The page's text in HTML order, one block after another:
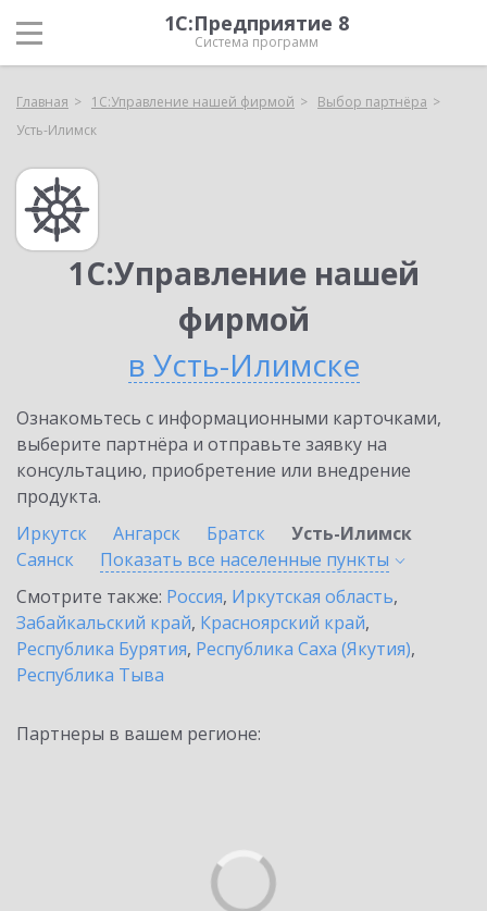
1С:Предприятие 8
Система программ
Главная 1С:Управление нашей фирмой
Выбор партнёра
Усть-Илимск
1С:Управление нашей
фирмой
в Усть-Илимске
Ознакомьтесь с информационными карточками,
выберите партнёра и отправьте заявку на
консультацию, приобретение или внедрение
продукта.
Иркутск
Ангарск Братск
Усть-Илимск
Саянск
Показать все населенные пункты
Смотрите также: Россия, Иркутская область,
Забайкальский край, Красноярский край,
Республика Бурятия, Республика Саха (Якутия),
Республика Тыва
Партнеры в вашем регионе: